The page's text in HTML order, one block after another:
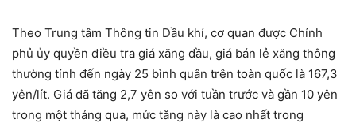
Theo Trung tâm Thông tin Dầu khí, cơ quan được Chính
phủ ủy quyền điều tra giá xăng dầu, giá bán lẻ xăng thông
thường tính đến ngày 25 bình quân trên toàn quốc là 167,3
yên/lít. Giá đã tăng 2,7 yên so với tuần trước và gần 10 yên
trong một tháng qua, mức tăng này là cao nhất trong